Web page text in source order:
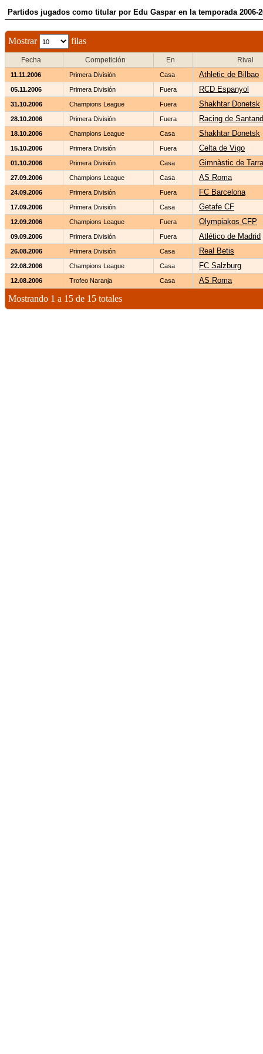
Partidos jugados como titular por Edu Gaspar en la temporada 2006-
Mostrar filas
Fecha Competición En Rival
11.11.2006 Primera División Casa Athletic de Bilbao
05.11.2006 Primera División Fuera RCD Espanyol
31.10.2006 Champions League Fuera Shakhtar Donetsk
28.10.2006 Primera División Fuera Racing de
18.10.2006 Champions League Casa Shakhtar Donetsk
15.10.2006 Primera División Fuera Celta de Vigo
01.10.2006 Primera División Casa Gimnàstic de
27.09.2006 Champions League Casa AS Roma
24.09.2006 Primera División Fuera FC Barcelona
17.09.2006 Primera División Casa Getafe CF
12.09.2006 Champions League Fuera Olympiakos CFP
09.09.2006 Primera División Fuera Atlético de Madrid
26.08.2006 Primera División Casa Real Betis
22.08.2006 Champions League Casa FC Salzburg
12.08.2006 Trofeo Naranja Casa AS Roma
Mostrando 1 a 15 de 15 totales